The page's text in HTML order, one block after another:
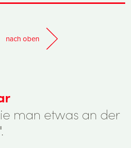
nach oben
man etwas an der